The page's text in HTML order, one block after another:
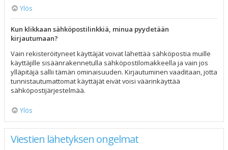
Ylös
Kun klikkaan sähköpostilinkkiä, minua pyydetään
kirjautumaan?
Vain rekisteröityneet käyttäjät voivat lähettää sähköpostia muille
käyttäjille sisäänrakennetulla sähköpostilomakkeella ja vain jos
ylläpitäjä sallii tämän ominaisuuden. Kirjautuminen vaaditaan, jotta
tunnistautumattomat käyttäjät eivät voisi väärinkäyttää
sähköpostijärjestelmää.
Ylös
Viestien lähetyksen ongelmat